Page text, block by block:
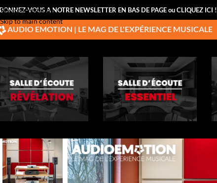
Skip to navigation
Skip to main content
VOUS A NOTRE NEWSLETTER EN BAS DE PAGE ou CLIQUEZ ICI !
AUDIO EMOTION | LE MAG DE L'EXPÉRIENCE MUSICALE